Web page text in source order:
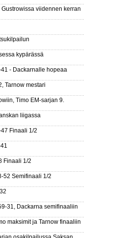
viidennen kerran
kypärässä
- Dackarnalle hopeaa
Tarnow mestari
Timo EM-sarjan 9.
liigassa
Finaali 1/2
Finaali 1/2
52 Semifinaali 1/2
31, Dackarna semifinaaliin
maksimit ja Tarnow finaaliin